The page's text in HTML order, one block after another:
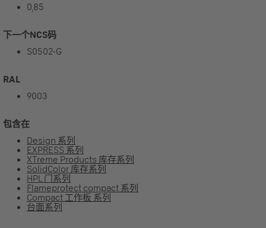
0,85
下一个NCS码
S0502-G
RAL
9003
包含在
Design 系列
EXPRESS 系列
XTreme Products 库存系列
SolidColor 库存系列
HPL 门系列
Flameprotect compact 系列
Compact 工作板 系列
台面系列